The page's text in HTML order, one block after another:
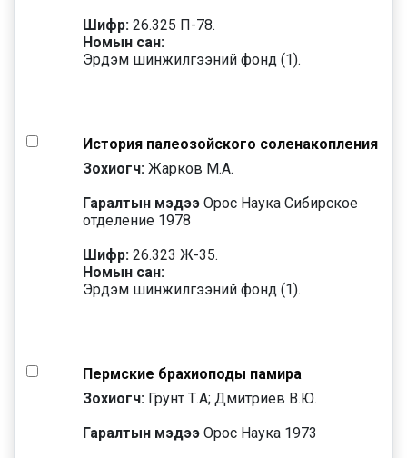
Шифр: 26.325 П-78.
Номын сан:
Эрдэм шинжилгээний фонд (1).
История палеозойского соленакопления
Зохиогч: Жарков М.А.
Гаралтын мэдээ Орос Наука Сибирское
отделение 1978
Шифр: 26.323 Ж-35.
Номын сан:
Эрдэм шинжилгээний фонд (1).
Пермские брахиоподы памира
Зохиогч: Грунт Т.А; Дмитриев В.Ю.
Гаралтын мэдээ Орос Наука 1973